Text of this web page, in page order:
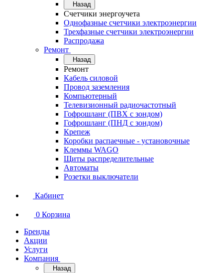
Назад
Счетчики энергоучета
Однофазные счетчики электроэнергии
Трехфазные счетчики электроэнергии
Распродажа
Ремонт
Назад
Ремонт
Кабель силовой
Провод заземления
Компьютерный
Телевизионный радиочастотный
Гофрошланг (ПВХ с зондом)
Гофрошланг (ПНД с зондом)
Крепеж
Коробки распаечные - установочные
Клеммы WAGO
Щиты распределительные
Автоматы
Розетки выключатели
Кабинет
0 Корзина
Бренды
Акции
Услуги
Компания
Назад